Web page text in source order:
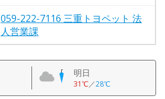
059-222-7116 三重トヨペット 法
人営業課
明日
31℃／28℃